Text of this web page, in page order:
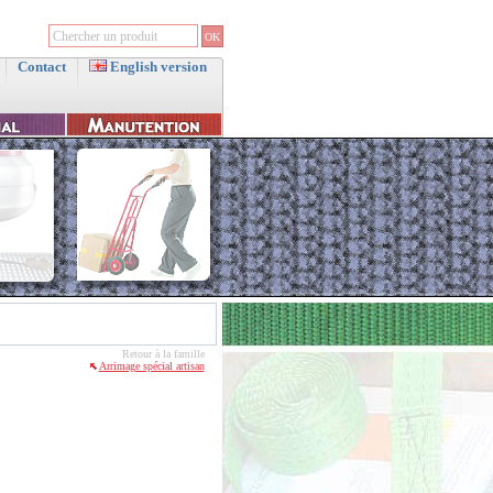
Contact English version
Retour à la famille
Arrimage spécial artisan